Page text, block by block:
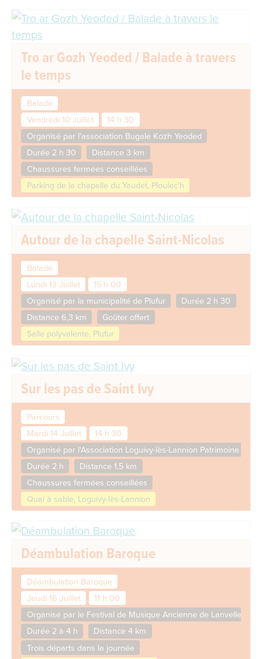
Tro ar Gozh Yeoded / Balade à travers
le temps
Balade
Vendredi 10 Juillet
14 h 30
Organisé par l'association Bugale Kozh Yeoded
Durée 2 h 30
Distance 3 km
Chaussures fermées conseillées
Parking de la chapelle du Yaudet, Ploulec'h
Autour de la chapelle Saint-Nicolas
Balade
Lundi 13 Juillet
15 h 00
Organisé par la municipalité de Plufur
Durée 2 h 30
Distance 6,3 km
Goûter offert
Salle polyvalente, Plufur
Sur les pas de Saint Ivy
Parcours
Mardi 14 Juillet
14 h 30
Organisé par l'Association Loguivy-lès-Lannion Patrimoine
Durée 2 h
Distance 1,5 km
Chaussures fermées conseillées
Quai à sable, Loguivy-lès-Lannion
Déambulation Baroque
Déambulation Baroque
Jeudi 16 Juillet
11 h 00
Organisé par le Festival de Musique Ancienne de Lanvellec et
Durée 2 à 4 h
Distance 4 km
Trois départs dans la journée